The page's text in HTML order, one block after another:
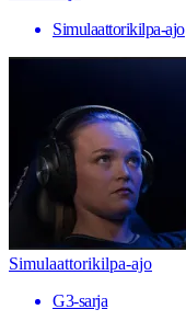
Simulaattorikilpa-ajo
Simulaattorikilpa-ajo
G3-sarja